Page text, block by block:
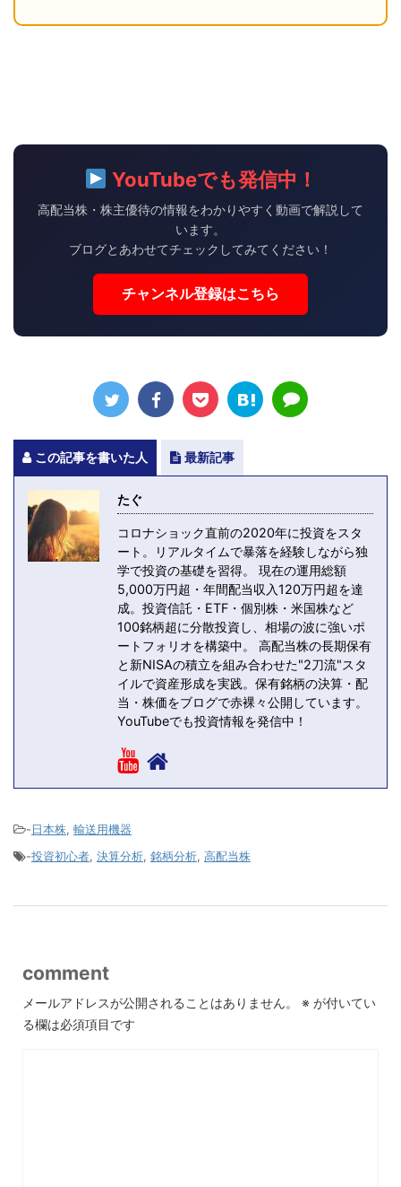
YouTubeでも発信中！
高配当株・株主優待の情報をわかりやすく動画で解説して
います。
ブログとあわせてチェックしてみてください！
チャンネル登録はこちら
この記事を書いた人 最新記事
たぐ
コロナショック直前の2020年に投資をスタ
ート。リアルタイムで暴落を経験しながら独
学で投資の基礎を習得。 現在の運用総額
5,000万円超・年間配当収入120万円超を達
成。投資信託・ETF・個別株・米国株など
100銘柄超に分散投資し、相場の波に強いポ
ートフォリオを構築中。 高配当株の長期保有
と新NISAの積立を組み合わせた"2刀流"スタ
イルで資産形成を実践。保有銘柄の決算・配
当・株価をブログで赤裸々公開しています。
YouTubeでも投資情報を発信中！
-日本株, 輸送用機器
-投資初心者, 決算分析, 銘柄分析, 高配当株
comment
メールアドレスが公開されることはありません。 ※ が付いてい
る欄は必須項目です